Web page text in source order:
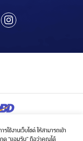
ช้งานเว็บไซต์ ให้สามารถเข้า
กด “ยอมรับ” ถือว่าคุณได้
นกิจการฮัจย์เลขที่ 1/2568